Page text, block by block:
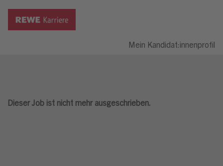
Mein Kandidat:innenprofil
Dieser Job ist nicht mehr ausgeschrieben.